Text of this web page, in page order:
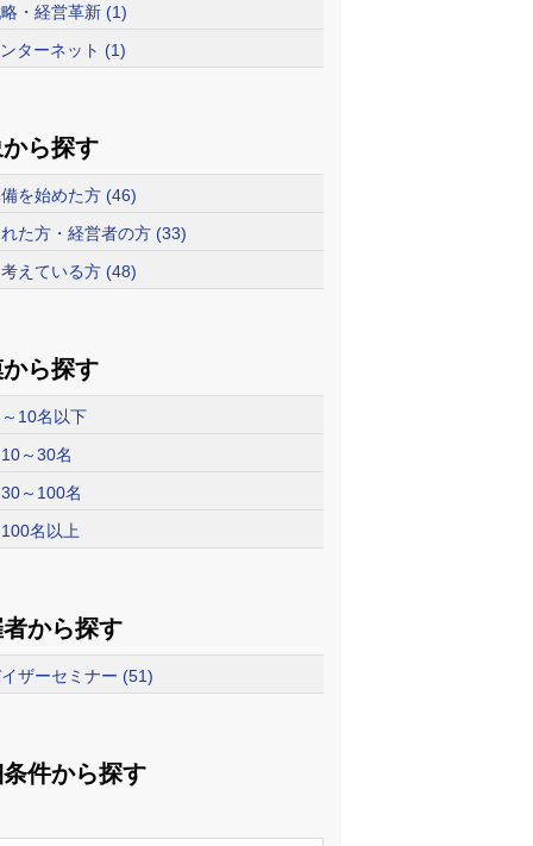
・経営革新 (1)
ターネット (1)
ら探す
を始めた方 (46)
た方・経営者の方 (33)
えている方 (48)
ら探す
10名以下
～30名
～100名
名以上
から探す
ザーセミナー (51)
件から探す